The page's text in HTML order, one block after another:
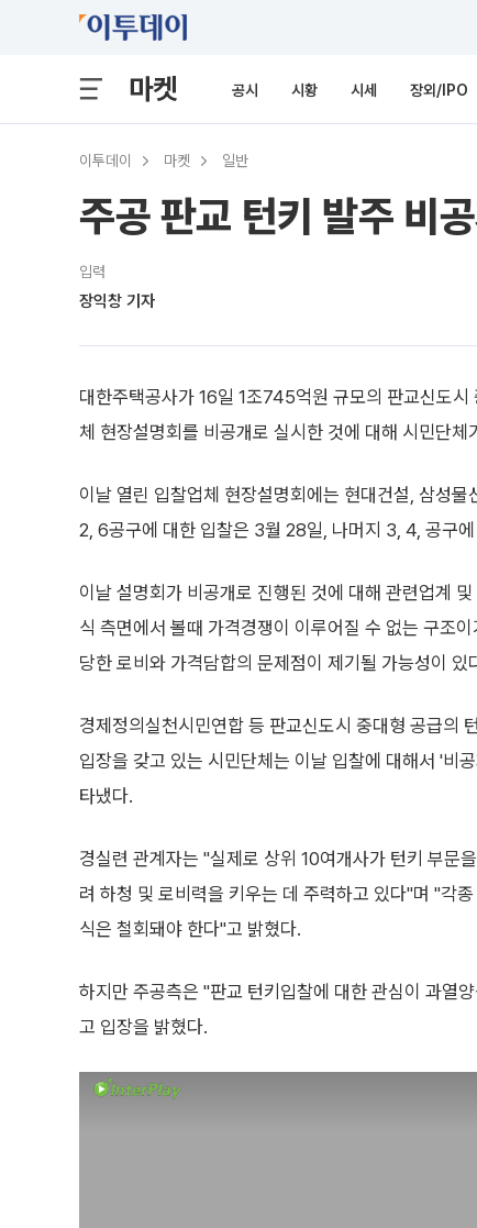
마켓 공시 시황 시세 장외/IPO
이투데이 마켓 일반
주공 판교 턴키 발주 비
입력
장익창 기자
대한주택공사가 16일 1조745억원 규모의 판교신도
체 현장설명회를 비공개로 실시한 것에 대해 시민단
이날 열린 입찰업체 현장설명회에는 현대건설, 삼성
2, 6공구에 대한 입찰은 3월 28일, 나머지 3, 4, 공구
이날 설명회가 비공개로 진행된 것에 대해 관련업계
식 측면에서 볼때 가격경쟁이 이루어질 수 없는 구조
당한 로비와 가격담합의 문제점이 제기될 가능성이 있
경제정의실천시민연합 등 판교신도시 중대형 공급의
입장을 갖고 있는 시민단체는 이날 입찰에 대해서 '비
타냈다.
경실련 관계자는 "실제로 상위 10여개사가 턴키 부문
려 하청 및 로비력을 키우는 데 주력하고 있다"며 "각
식은 철회돼야 한다"고 밝혔다.
하지만 주공측은 "판교 턴키입찰에 대한 관심이 과열
고 입장을 밝혔다.